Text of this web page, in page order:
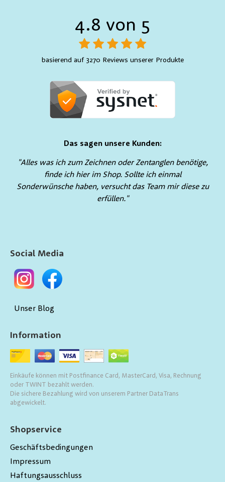
4.8 von 5
basierend auf 3270 Reviews unserer Produkte
Das sagen unsere Kunden:
"Alles was ich zum Zeichnen oder Zentanglen benötige,
finde ich hier im Shop. Sollte ich einmal
Sonderwünsche haben, versucht das Team mir diese zu
erfüllen."
Shopservice
Geschäftsbedingungen
Impressum
Haftungsausschluss
Information
Einkäufe können mit Postfinance Card, MasterCard, Visa, Rechnung
oder TWINT bezahlt werden.
Die sichere Bezahlung wird von unserem Partner DataTrans
abgewickelt.
Social Media
Unser Blog